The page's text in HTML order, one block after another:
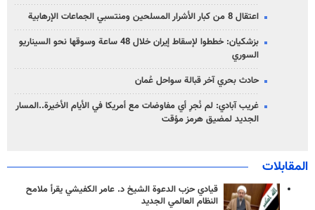
اعتقال 8 من كبار الأشرار المسلحين ومنتسبي الجماعات الإرهابية
بزشكيان: خططوا لإسقاط إيران خلال 48 ساعة وسوقها نحو السيناريو
السوري
حادث بحري آخر قبالة سواحل عُمان
غريب آبادي: لم نُجرِ أي مفاوضات مع أمريكا في الأيام الأخيرة..المسار
الجديد لمضيق هرمز مؤقت
المقابلات
قيادي حزب الدعوة الشيخ د. عامر الكفيشي يقرأ ملامح
النظام العالمي الجديد